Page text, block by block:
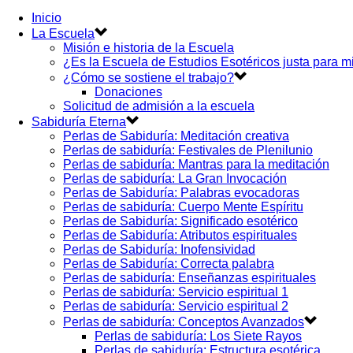
Inicio
La Escuela
Misión e historia de la Escuela
¿Es la Escuela de Estudios Esotéricos justa para
¿Cómo se sostiene el trabajo?
Donaciones
Solicitud de admisión a la escuela
Sabiduría Eterna
Perlas de Sabiduría: Meditación creativa
Perlas de sabiduría: Festivales de Plenilunio
Perlas de sabiduría: Mantras para la meditación
Perlas de sabiduría: La Gran Invocación
Perlas de Sabiduría: Palabras evocadoras
Perlas de sabiduría: Cuerpo Mente Espíritu
Perlas de Sabiduría: Significado esotérico
Perlas de Sabiduría: Atributos espirituales
Perlas de Sabiduría: Inofensividad
Perlas de Sabiduría: Correcta palabra
Perlas de sabiduría: Enseñanzas espirituales
Perlas de sabiduría: Servicio espiritual 1
Perlas de sabiduría: Servicio espiritual 2
Perlas de sabiduría: Conceptos Avanzados
Perlas de sabiduría: Los Siete Rayos
Perlas de sabiduría: Estructura esotérica